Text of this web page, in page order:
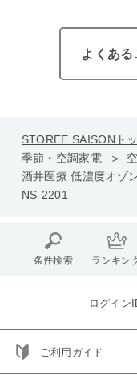
よくあ
STOREE SAISONト
季節・空調家電
酒井医療 低濃度オゾ
NS-2201
条件検索 ランキン
ログイン
ご利用ガイド